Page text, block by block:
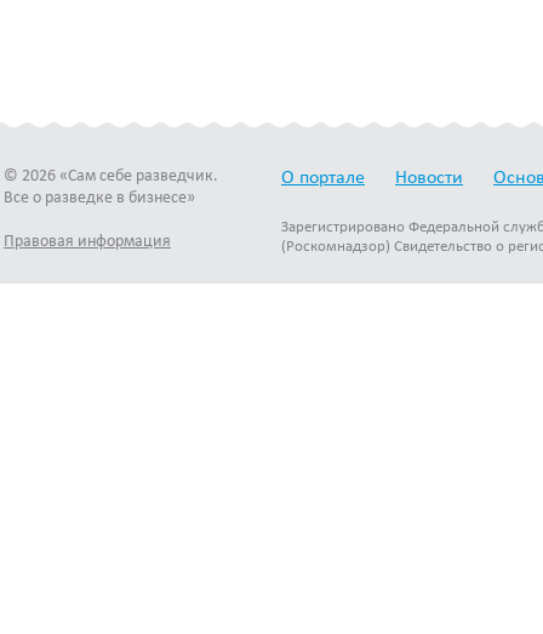
© 2026 «Сам себе разведчик.
Все о разведке в бизнесе»
Правовая информация
О портале Новости
Зарегистрировано Федеральной
(Роскомнадзор) Свидетельство о